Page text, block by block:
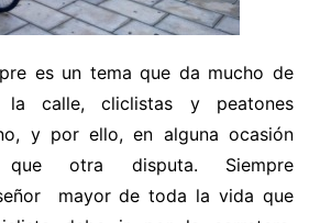
es un tema que da mucho de
la calle, cliclistas y peatones
y por ello, en alguna ocasión
otra disputa. Siempre
mayor de toda la vida que